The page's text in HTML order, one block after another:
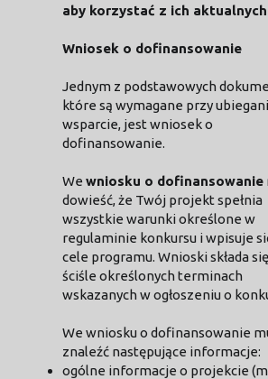
aby korzystać z ich
Wniosek o dofinansowanie
Jednym z podstawowych
które są wymagane przy
wsparcie, jest wniosek o
dofinansowanie.
We wniosku o dofinansowanie
dowieść, że Twój projekt spełnia
wszystkie warunki określone w
regulaminie konkursu i wpisuje
cele programu. Wnioski składa
ściśle określonych terminach
wskazanych w ogłoszeniu o
We wniosku o dofinansowanie
znaleźć następujące informacje:
ogólne informacje o projekcie